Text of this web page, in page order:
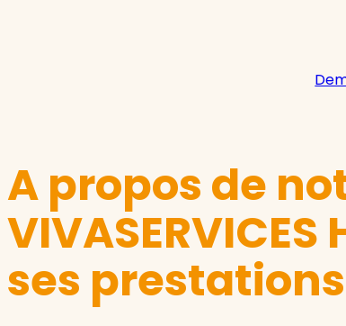
A propos de
ses prestations